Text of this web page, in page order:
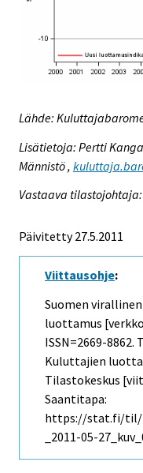
Lähde:
Lisätietoja: Pertti
Männistö ,
Vastaava tilastojohtaja:
Päivitetty 27.5.2011
Viittausohje:
Suomen
luottamus
ISSN=2669-8862.
Kuluttajien
Tilastokeskus
Saantitapa:
https://stat.fi/til/
_2011-05-